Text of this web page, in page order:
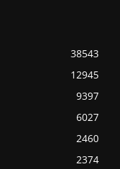
38543
12945
9397
6027
2460
2374